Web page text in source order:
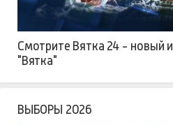
Смотрите Вятка 24 - новый
"Вятка"
ВЫБОРЫ 2026